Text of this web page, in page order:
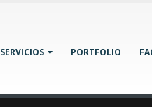
SERVICIOS PORTFOLIO